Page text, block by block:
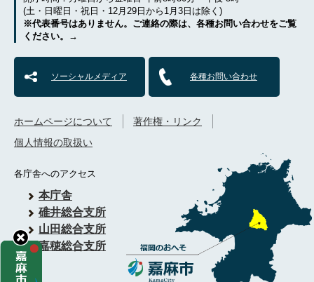
(土・日曜日・祝日・12月29日から1月3日は除く)
※代表番号はありません。ご連絡の際は、各種お問い合わせをご覧
ください。→
ソーシャルメディア 各種お問い合わせ
各庁舎へのアクセス
本庁舎
碓井総合支所
山田総合支所
嘉穂総合支所
ホームページについて
著作権・リンク
個人情報の取扱い